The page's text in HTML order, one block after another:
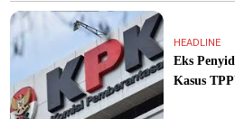
HEADLINE
Eks
Kasus